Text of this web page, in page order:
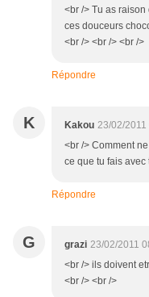
<br /> Tu as
ces douceurs
<br /> <br /> <br />
Répondre
K Kakou 23/02/2011
<br /> Comment
ce que tu fais avec
Répondre
G grazi 23/02/2011
<br /> ils doivent
<br /> <br />